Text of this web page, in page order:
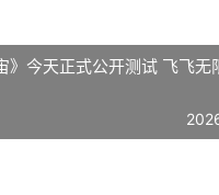
》今天正式公开测试 飞飞无